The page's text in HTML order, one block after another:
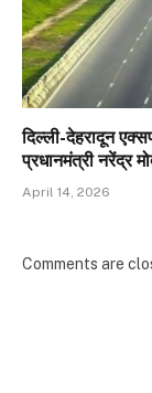
दिल्ली-देहरादून
प्रधानमंत्री नरेंद्र
April 14, 2026
Comments are